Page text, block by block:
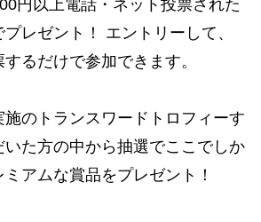
円以上電話・ネット投票された
レゼント！ エントリーして、
るだけで参加できます。
施のトランスワードトロフィーす
た方の中から抽選でここでしか
アムな賞品をプレゼント！